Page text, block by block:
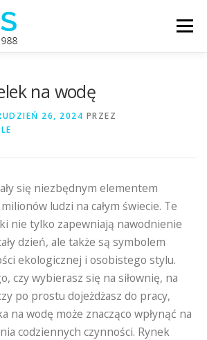
Menu
Z NAMI
na wodę
26, 2024 PRZEZ
się niezbędnym elementem
ludzi na całym świecie. Te
nie tylko zapewniają nawodnienie
dzień, ale także są symbolem
ekologicznej i osobistego stylu.
czy wybierasz się na siłownię, na
po prostu dojeżdżasz do pracy,
na wodę może znacząco wpłynąć na
codziennych czynności. Rynek